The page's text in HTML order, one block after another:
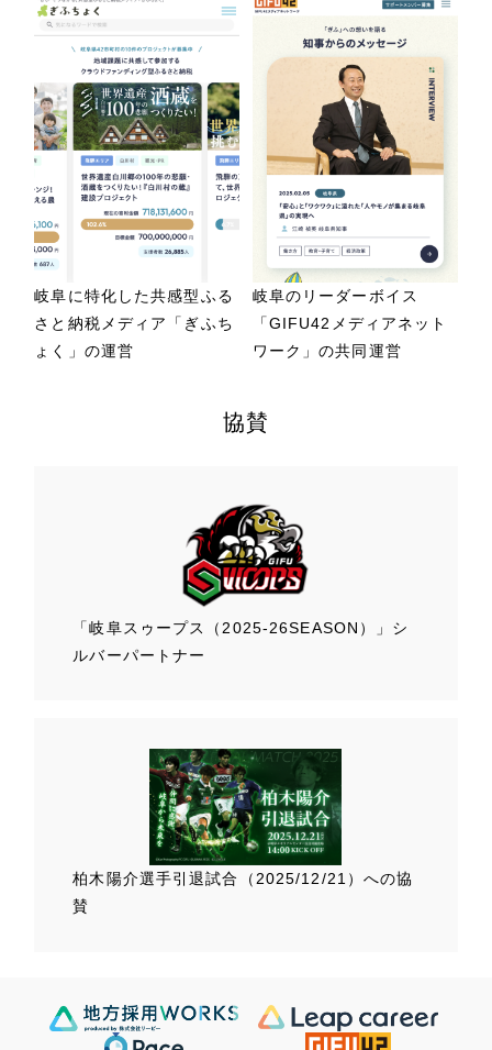
岐阜に特化した共感型ふる
さと納税メディア「ぎふち
ょく」の運営
岐阜のリーダーボイス
「GIFU42メディアネット
ワーク」の共同運営
協賛
「岐阜スゥープス （2025-26SEASON）」 シ
ルバーパートナー
柏木陽介選手引退試合（2025/12/21）への協
賛